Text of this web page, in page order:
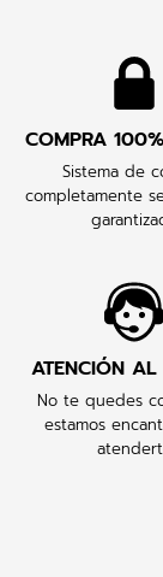
COMPRA
Sistema de
completamente
ATENCIÓN AL
No te quedes
estamos